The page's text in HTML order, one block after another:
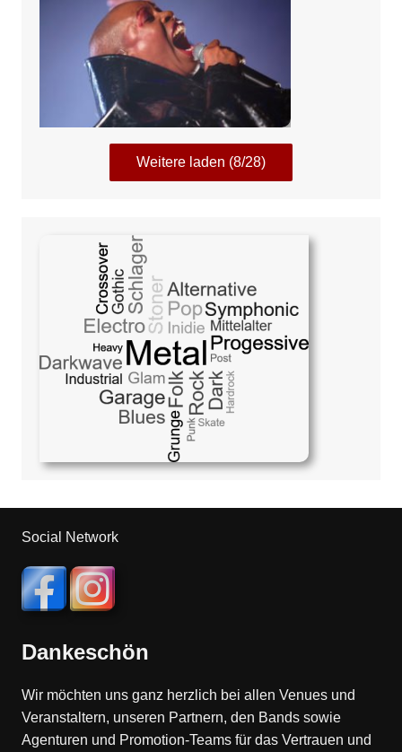
Weitere laden (8/28)
Social Network
Dankeschön
Wir möchten uns ganz herzlich bei allen Venues und
Veranstaltern, unseren Partnern, den Bands sowie
Agenturen und Promotion-Teams für das Vertrauen und